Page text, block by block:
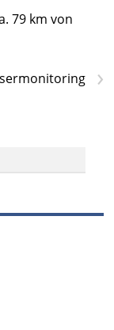
79 km von
›